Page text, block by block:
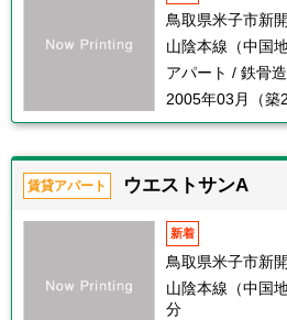
鳥取県米子市新
山陰本線（中国
アパート / 鉄骨造
2005年03月（築
賃貸アパート ウエストサンA
新着
鳥取県米子市新
山陰本線（中国
分